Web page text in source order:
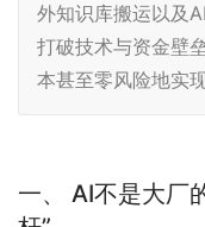
外知识库搬运以及
打破技术与资金壁
本甚至零风险地实
一、 AI不是大厂